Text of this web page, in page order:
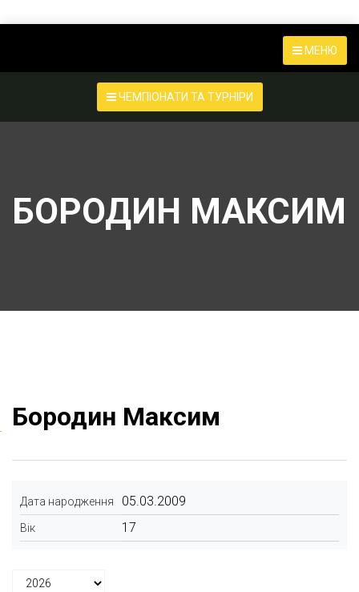
МЕНЮ
ЧЕМПІОНАТИ ТА ТУРНІРИ
БОРОДИН МАКСИМ
Бородин Максим
Дата народження 05.03.2009
Вік 17